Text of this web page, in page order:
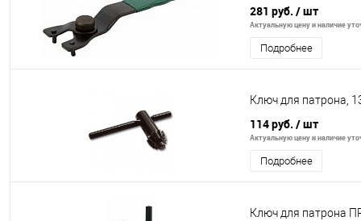
281 руб. / шт
Актуальную цену и наличие
Подробнее
Ключ для патрона,
114 руб. / шт
Актуальную цену и наличие
Подробнее
Ключ для патрона